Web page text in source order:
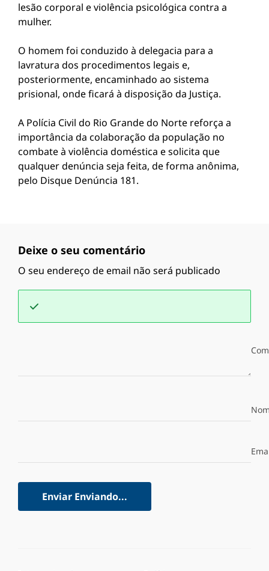
lesão corporal e violência psicológica contra a
mulher.
O homem foi conduzido à delegacia para a
lavratura dos procedimentos legais e,
posteriormente, encaminhado ao sistema
prisional, onde ficará à disposição da Justiça.
A Polícia Civil do Rio Grande do Norte reforça a
importância da colaboração da população no
combate à violência doméstica e solicita que
qualquer denúncia seja feita, de forma anônima,
pelo Disque Denúncia 181.
Deixe o seu comentário
O seu endereço de email não será publicado
Enviar Enviando...